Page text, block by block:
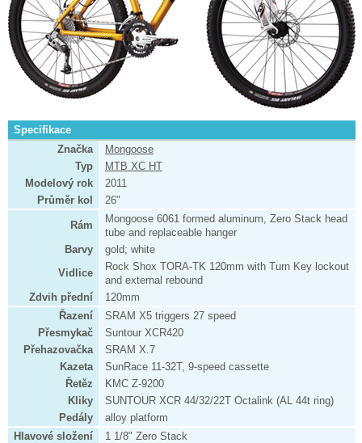
Specifikace
Značka
Mongoose
Typ
MTB XC HT
Modelový rok
2011
Průměr kol
26"
Rám
Mongoose 6061 formed aluminum, Zero Stack head
tube and replaceable hanger
Barvy
gold; white
Vidlice
Rock Shox TORA-TK 120mm with Turn Key lockout
and external rebound
Zdvih přední
120mm
Řazení
SRAM X5 triggers 27 speed
Přesmykač
Suntour XCR420
Přehazovačka
SRAM X.7
Kazeta
SunRace 11-32T, 9-speed cassette
Řetěz
KMC Z-9200
Kliky
SUNTOUR XCR 44/32/22T Octalink (AL 44t ring)
Pedály
alloy platform
Hlavové složení
1 1/8" Zero Stack